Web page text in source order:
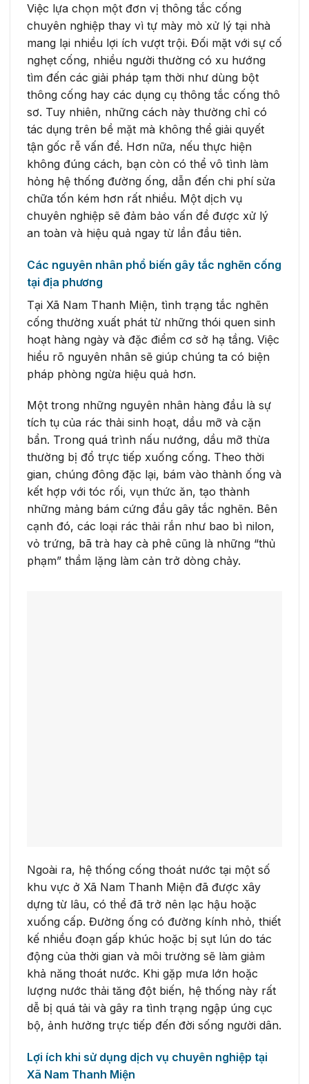
Việc lựa chọn một đơn vị thông tắc cống
chuyên nghiệp thay vì tự mày mò xử lý tại nhà
mang lại nhiều lợi ích vượt trội. Đối mặt với sự cố
nghẹt cống, nhiều người thường có xu hướng
tìm đến các giải pháp tạm thời như dùng bột
thông cống hay các dụng cụ thông tắc cống thô
sơ. Tuy nhiên, những cách này thường chỉ có
tác dụng trên bề mặt mà không thể giải quyết
tận gốc rễ vấn đề. Hơn nữa, nếu thực hiện
không đúng cách, bạn còn có thể vô tình làm
hỏng hệ thống đường ống, dẫn đến chi phí sửa
chữa tốn kém hơn rất nhiều. Một dịch vụ
chuyên nghiệp sẽ đảm bảo vấn đề được xử lý
an toàn và hiệu quả ngay từ lần đầu tiên.
Các nguyên nhân phổ biến gây tắc nghẽn cống
tại địa phương
Tại Xã Nam Thanh Miện, tình trạng tắc nghẽn
cống thường xuất phát từ những thói quen sinh
hoạt hàng ngày và đặc điểm cơ sở hạ tầng. Việc
hiểu rõ nguyên nhân sẽ giúp chúng ta có biện
pháp phòng ngừa hiệu quả hơn.
Một trong những nguyên nhân hàng đầu là sự
tích tụ của rác thải sinh hoạt, dầu mỡ và cặn
bẩn. Trong quá trình nấu nướng, dầu mỡ thừa
thường bị đổ trực tiếp xuống cống. Theo thời
gian, chúng đông đặc lại, bám vào thành ống và
kết hợp với tóc rối, vụn thức ăn, tạo thành
những mảng bám cứng đầu gây tắc nghẽn. Bên
cạnh đó, các loại rác thải rắn như bao bì nilon,
vỏ trứng, bã trà hay cà phê cũng là những “thủ
phạm” thầm lặng làm cản trở dòng chảy.
Ngoài ra, hệ thống cống thoát nước tại một số
khu vực ở Xã Nam Thanh Miện đã được xây
dựng từ lâu, có thể đã trở nên lạc hậu hoặc
xuống cấp. Đường ống có đường kính nhỏ, thiết
kế nhiều đoạn gấp khúc hoặc bị sụt lún do tác
động của thời gian và môi trường sẽ làm giảm
khả năng thoát nước. Khi gặp mưa lớn hoặc
lượng nước thải tăng đột biến, hệ thống này rất
dễ bị quá tải và gây ra tình trạng ngập úng cục
bộ, ảnh hưởng trực tiếp đến đời sống người dân.
Lợi ích khi sử dụng dịch vụ chuyên nghiệp tại
Xã Nam Thanh Miện